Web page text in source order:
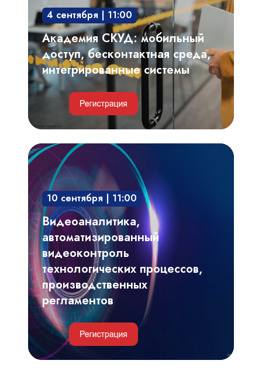
интегрированные
системы
4 сентября | 11:00
Академия СКУД: мобильный
доступ, бесконтактная среда,
интегрированные системы
Видеоаналитика,
автоматизированный
видеоконтроль
технологических
процессов,
производственных
регламентов
10 сентября | 11:00
Видеоаналитика,
автоматизированный
видеоконтроль
технологических процессов,
производственных
регламентов